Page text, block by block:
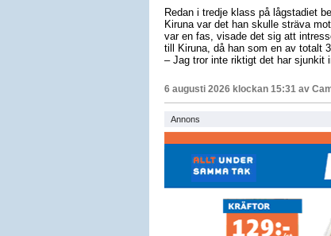
Redan i tredje klass på lågstadiet
Kiruna var det han skulle sträva
var en fas, visade det sig att
till Kiruna, då han som en av totalt
– Jag tror inte riktigt det har sjunkit
6 augusti 2026 klockan 15:31 av
Annons